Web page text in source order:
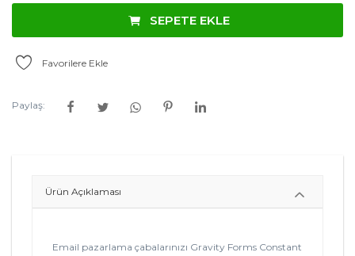
SEPETE EKLE
Favorilere Ekle
Paylaş:
Ürün Açıklaması
Email pazarlama çabalarınızı Gravity Forms Constant